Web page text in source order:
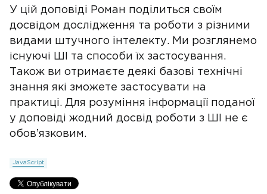
У цій доповіді Роман поділиться своїм
досвідом дослідження та роботи з різними
видами штучного інтелекту. Ми розглянемо
існуючі ШІ та способи їх застосування.
Також ви отримаєте деякі базові технічні
знання які зможете застосувати на
практиці. Для розуміння інформації поданої
у доповіді жодний досвід роботи з ШІ не є
обовʼязковим.
JavaScript